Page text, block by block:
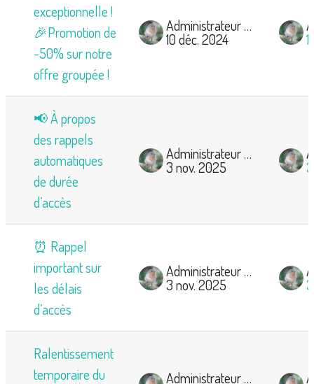
exceptionnelle !
🎉Promotion de
-50% sur notre
offre groupée !
Administrateur Mooc Ornitho
10 déc. 2024
📢 À propos
des rappels
automatiques
de durée
d’accès
Administrateur Mooc Ornitho
3 nov. 2025
⏰ Rappel
important sur
les délais
d’accès
Administrateur Mooc Ornitho
3 nov. 2025
Ralentissement
temporaire du
Administrateur Mooc Ornitho